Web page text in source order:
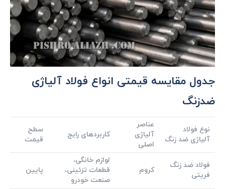
جدول مقایسه قیمتی انواع فولاد آلیاژی
ضدزنگ
نوع فولاد
آلیاژی ضد زنگ
عناصر
آلیاژی
اصلی
کاربردهای رایج
سطح
قیمت
فولاد ضد زنگ
فریتی
کروم
لوازم خانگی،
قطعات تزئینی،
صنعت خودرو
پایین